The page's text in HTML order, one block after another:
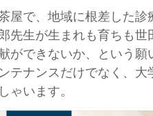
屋で、地域に根差した診
先生が生まれも育ちも
ができないか、という願
テナンスだけでなく、
ゃいます。